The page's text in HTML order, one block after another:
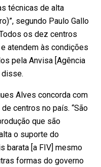
técnicas de alta
segundo Paulo Gallo
os dez centros
atendem às condições
pela Anvisa [Agência
disse.
Alves concorda com
centros no país. “São
que são
o suporte do
barata [a FIV] mesmo
formas do governo